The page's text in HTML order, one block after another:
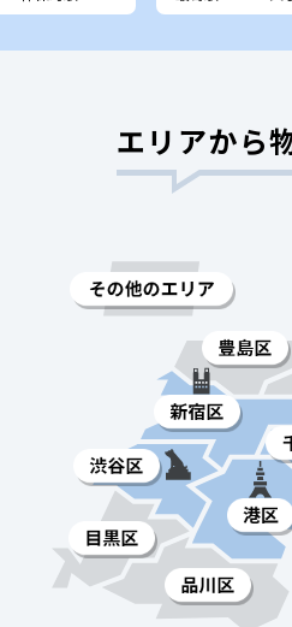
エリアから